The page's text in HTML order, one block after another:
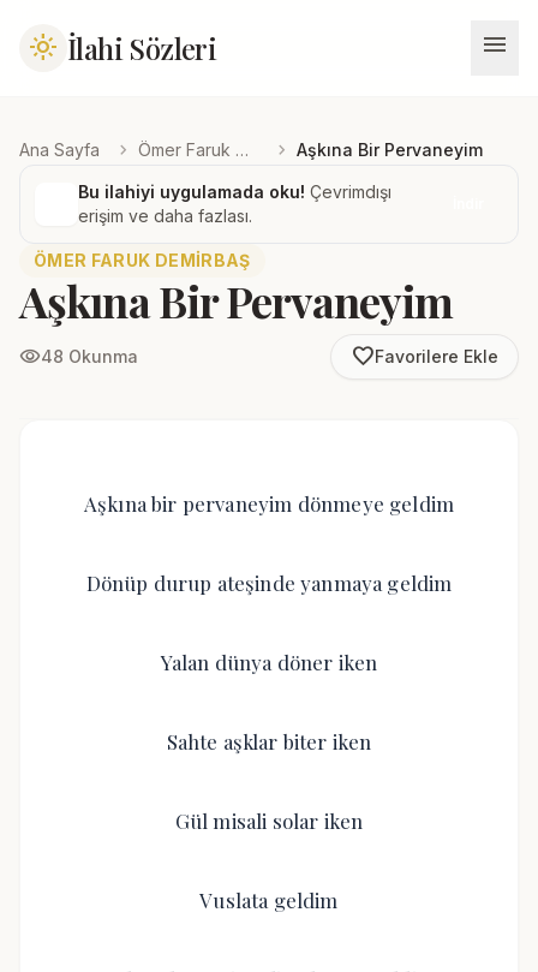
light_mode İlahi Sözleri menu
Ana Sayfa chevron_right Ömer Faruk Demirbaş chevron_right Aşkına Bir Pervaneyim
Bu ilahiyi uygulamada oku! Çevrimdışı
erişim ve daha fazlası.
ÖMER FARUK DEMIRBAŞ
Aşkına Bir Pervaneyim
visibility48 Okunma favorite_borderFavorilere Ekle
Aşkına bir pervaneyim dönmeye geldim
Dönüp durup ateşinde yanmaya geldim
Yalan dünya döner iken
Sahte aşklar biter iken
Gül misali solar iken
Vuslata geldim